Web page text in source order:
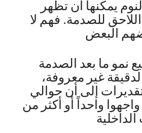
يمكنها أن تظهر
للصدمة. فهم لا
البعض
نمو ما بعد الصدمة
غير معروفة،
إلى أن حوالي
واحداً أو أكثر من